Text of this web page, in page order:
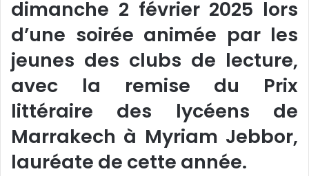
dimanche 2 février 2025 lors
d’une soirée animée par les
jeunes des clubs de lecture,
avec la remise du Prix
littéraire des lycéens de
Marrakech à Myriam Jebbor,
lauréate de cette année.